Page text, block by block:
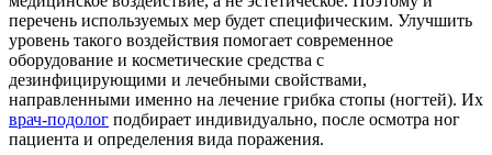
перечень используемых мер будет специфическим. Улучшить
уровень такого воздействия помогает современное
оборудование и косметические средства с
дезинфицирующими и лечебными свойствами,
направленными именно на лечение грибка стопы (ногтей). Их
врач-подолог подбирает индивидуально, после осмотра ног
пациента и определения вида поражения.